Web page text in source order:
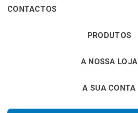
CONTACTOS
PRODUTOS
A NOSSA LOJA
A SUA CONTA